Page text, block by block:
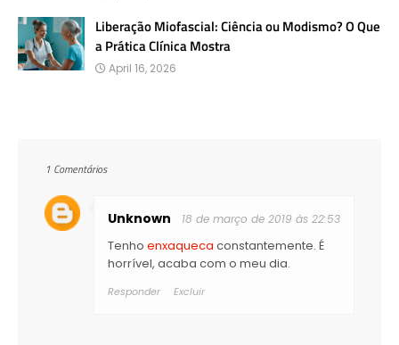
Liberação Miofascial: Ciência ou Modismo? O Que
a Prática Clínica Mostra
April 16, 2026
1 Comentários
Unknown 18 de março de 2019 às 22:53
Tenho enxaqueca constantemente. É
horrível, acaba com o meu dia.
Responder Excluir